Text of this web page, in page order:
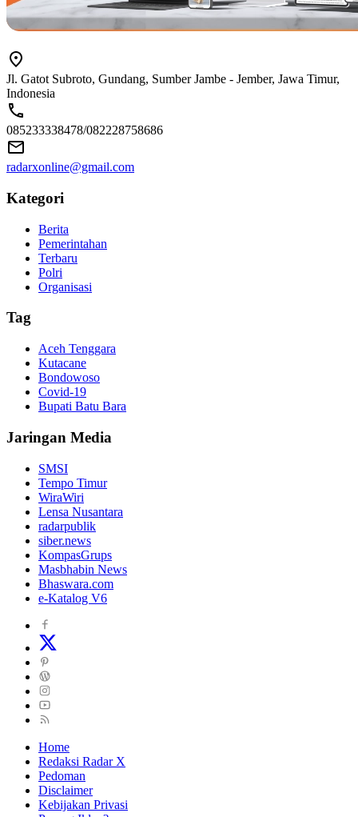
Jl. Gatot Subroto, Gundang, Sumber Jambe - Jember, Jawa Timur,
Indonesia
085233338478/082228758686
radarxonline@gmail.com
Kategori
Berita
Pemerintahan
Terbaru
Polri
Organisasi
Tag
Aceh Tenggara
Kutacane
Bondowoso
Covid-19
Bupati Batu Bara
Jaringan Media
SMSI
Tempo Timur
WiraWiri
Lensa Nusantara
radarpublik
siber.news
KompasGrups
Masbhabin News
Bhaswara.com
e-Katalog V6
Home
Redaksi Radar X
Pedoman
Disclaimer
Kebijakan Privasi